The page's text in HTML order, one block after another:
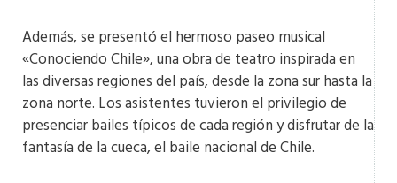
Además, se presentó el hermoso paseo musical
«Conociendo Chile», una obra de teatro inspirada en
las diversas regiones del país, desde la zona sur hasta la
zona norte. Los asistentes tuvieron el privilegio de
presenciar bailes típicos de cada región y disfrutar de la
fantasía de la cueca, el baile nacional de Chile.